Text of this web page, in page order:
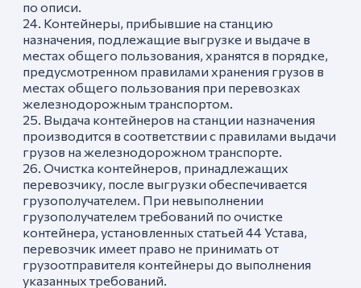
по описи.
24. Контейнеры, прибывшие на станцию
назначения, подлежащие выгрузке и выдаче в
местах общего пользования, хранятся в порядке,
предусмотренном правилами хранения грузов в
местах общего пользования при перевозках
железнодорожным транспортом.
25. Выдача контейнеров на станции назначения
производится в соответствии с правилами выдачи
грузов на железнодорожном транспорте.
26. Очистка контейнеров, принадлежащих
перевозчику, после выгрузки обеспечивается
грузополучателем. При невыполнении
грузополучателем требований по очистке
контейнера, установленных статьей 44 Устава,
перевозчик имеет право не принимать от
грузоотправителя контейнеры до выполнения
указанных требований.